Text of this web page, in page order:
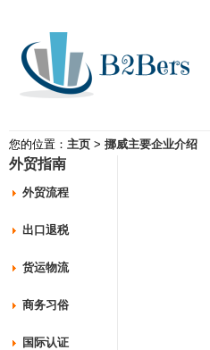
您的位置： 主页 > 挪威主要企业介绍
外贸指南
外贸流程
出口退税
货运物流
商务习俗
国际认证